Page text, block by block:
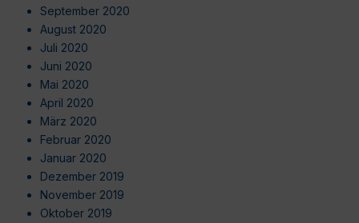
September 2020
August 2020
Juli 2020
Juni 2020
Mai 2020
April 2020
März 2020
Februar 2020
Januar 2020
Dezember 2019
November 2019
Oktober 2019